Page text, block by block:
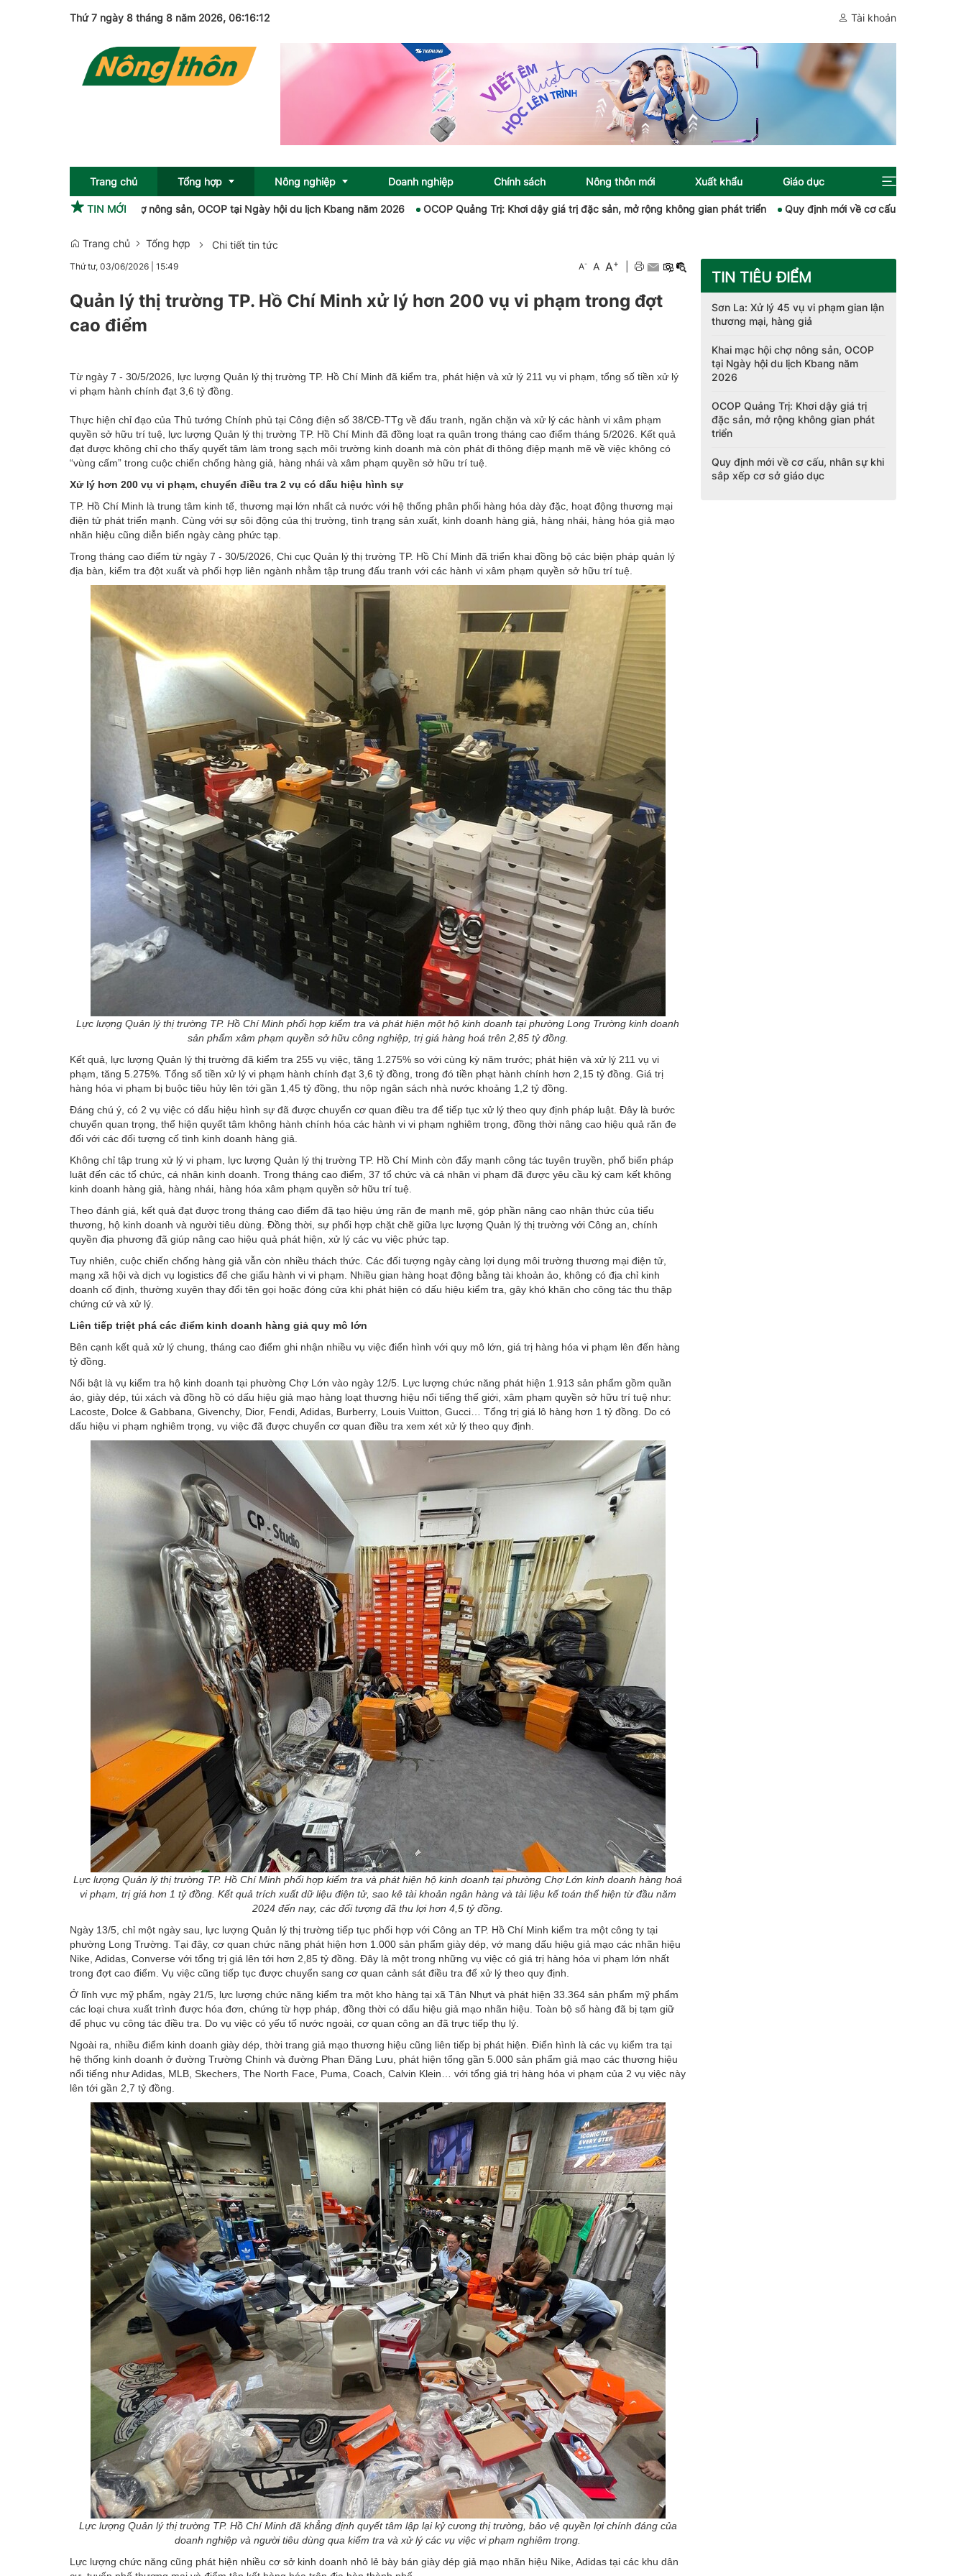
Thứ 7 ngày 8 tháng 8 năm 2026, 06:16:13 Tài khoản
Trang chủ Tổng hợp
Sức khỏe
Giải trí
Nông nghiệp
OCOP
Doanh nghiệp Chính sách Nông thôn mới Xuất khẩu Giáo dục
Khai mạc hội chợ nông sản, OCOP tại Ngày hội du lịch Kbang năm 2026 OCOP Quảng Trị: Khơi dậy giá trị đặc sản, mở rộng không gian phát triển Quy định mới về cơ cấu, nhân sự khi sắp xếp cơ sở
TIN MỚI
Trang chủ Tổng hợp Chi tiết tin tức
Thứ tư, 03/06/2026 15:49 A- A A+
Quản lý thị trường TP. Hồ Chí Minh xử lý hơn 200 vụ vi phạm trong đợt
cao điểm
Từ ngày 7 - 30/5/2026, lực lượng Quản lý thị trường TP. Hồ Chí Minh đã kiểm tra, phát hiện và xử lý 211 vụ vi phạm, tổng số tiền xử lý
vi phạm hành chính đạt 3,6 tỷ đồng.
Thực hiện chỉ đạo của Thủ tướng Chính phủ tại Công điện số 38/CĐ-TTg về đấu tranh, ngăn chặn và xử lý các hành vi xâm phạm
quyền sở hữu trí tuệ, lực lượng Quản lý thị trường TP. Hồ Chí Minh đã đồng loạt ra quân trong tháng cao điểm tháng 5/2026. Kết quả
đạt được không chỉ cho thấy quyết tâm làm trong sạch môi trường kinh doanh mà còn phát đi thông điệp mạnh mẽ về việc không có
“vùng cấm” trong cuộc chiến chống hàng giả, hàng nhái và xâm phạm quyền sở hữu trí tuệ.
Xử lý hơn 200 vụ vi phạm, chuyển điều tra 2 vụ có dấu hiệu hình sự
TP. Hồ Chí Minh là trung tâm kinh tế, thương mại lớn nhất cả nước với hệ thống phân phối hàng hóa dày đặc, hoạt động thương mại
điện tử phát triển mạnh. Cùng với sự sôi động của thị trường, tình trạng sản xuất, kinh doanh hàng giả, hàng nhái, hàng hóa giả mạo
nhãn hiệu cũng diễn biến ngày càng phức tạp.
Trong tháng cao điểm từ ngày 7 - 30/5/2026, Chi cục Quản lý thị trường TP. Hồ Chí Minh đã triển khai đồng bộ các biện pháp quản lý
địa bàn, kiểm tra đột xuất và phối hợp liên ngành nhằm tập trung đấu tranh với các hành vi xâm phạm quyền sở hữu trí tuệ.
Lực lượng Quản lý thị trường TP. Hồ Chí Minh phối hợp kiểm tra và phát hiện một hộ kinh doanh tại phường Long Trường kinh doanh
sản phẩm xâm phạm quyền sở hữu công nghiệp, trị giá hàng hoá trên 2,85 tỷ đồng.
Kết quả, lực lượng Quản lý thị trường đã kiểm tra 255 vụ việc, tăng 1.275% so với cùng kỳ năm trước; phát hiện và xử lý 211 vụ vi
phạm, tăng 5.275%. Tổng số tiền xử lý vi phạm hành chính đạt 3,6 tỷ đồng, trong đó tiền phạt hành chính hơn 2,15 tỷ đồng. Giá trị
hàng hóa vi phạm bị buộc tiêu hủy lên tới gần 1,45 tỷ đồng, thu nộp ngân sách nhà nước khoảng 1,2 tỷ đồng.
Đáng chú ý, có 2 vụ việc có dấu hiệu hình sự đã được chuyển cơ quan điều tra để tiếp tục xử lý theo quy định pháp luật. Đây là bước
chuyển quan trọng, thể hiện quyết tâm không hành chính hóa các hành vi vi phạm nghiêm trọng, đồng thời nâng cao hiệu quả răn đe
đối với các đối tượng cố tình kinh doanh hàng giả.
Không chỉ tập trung xử lý vi phạm, lực lượng Quản lý thị trường TP. Hồ Chí Minh còn đẩy mạnh công tác tuyên truyền, phổ biến pháp
luật đến các tổ chức, cá nhân kinh doanh. Trong tháng cao điểm, 37 tổ chức và cá nhân vi phạm đã được yêu cầu ký cam kết không
kinh doanh hàng giả, hàng nhái, hàng hóa xâm phạm quyền sở hữu trí tuệ.
Theo đánh giá, kết quả đạt được trong tháng cao điểm đã tạo hiệu ứng răn đe mạnh mẽ, góp phần nâng cao nhận thức của tiểu
thương, hộ kinh doanh và người tiêu dùng. Đồng thời, sự phối hợp chặt chẽ giữa lực lượng Quản lý thị trường với Công an, chính
quyền địa phương đã giúp nâng cao hiệu quả phát hiện, xử lý các vụ việc phức tạp.
Tuy nhiên, cuộc chiến chống hàng giả vẫn còn nhiều thách thức. Các đối tượng ngày càng lợi dụng môi trường thương mại điện tử,
mạng xã hội và dịch vụ logistics để che giấu hành vi vi phạm. Nhiều gian hàng hoạt động bằng tài khoản ảo, không có địa chỉ kinh
doanh cố định, thường xuyên thay đổi tên gọi hoặc đóng cửa khi phát hiện có dấu hiệu kiểm tra, gây khó khăn cho công tác thu thập
chứng cứ và xử lý.
Liên tiếp triệt phá các điểm kinh doanh hàng giả quy mô lớn
Bên cạnh kết quả xử lý chung, tháng cao điểm ghi nhận nhiều vụ việc điển hình với quy mô lớn, giá trị hàng hóa vi phạm lên đến hàng
tỷ đồng.
Nổi bật là vụ kiểm tra hộ kinh doanh tại phường Chợ Lớn vào ngày 12/5. Lực lượng chức năng phát hiện 1.913 sản phẩm gồm quần
áo, giày dép, túi xách và đồng hồ có dấu hiệu giả mạo hàng loạt thương hiệu nổi tiếng thế giới, xâm phạm quyền sở hữu trí tuệ như:
Lacoste, Dolce & Gabbana, Givenchy, Dior, Fendi, Adidas, Burberry, Louis Vuitton, Gucci… Tổng trị giá lô hàng hơn 1 tỷ đồng. Do có
dấu hiệu vi phạm nghiêm trọng, vụ việc đã được chuyển cơ quan điều tra xem xét xử lý theo quy định.
Lực lượng Quản lý thị trường TP. Hồ Chí Minh phối hợp kiểm tra và phát hiện hộ kinh doanh tại phường Chợ Lớn kinh doanh hàng hoá
vi phạm, trị giá hơn 1 tỷ đồng. Kết quả trích xuất dữ liệu điện tử, sao kê tài khoản ngân hàng và tài liệu kế toán thể hiện từ đầu năm
2024 đến nay, các đối tượng đã thu lợi hơn 4,5 tỷ đồng.
Ngày 13/5, chỉ một ngày sau, lực lượng Quản lý thị trường tiếp tục phối hợp với Công an TP. Hồ Chí Minh kiểm tra một công ty tại
phường Long Trường. Tại đây, cơ quan chức năng phát hiện hơn 1.000 sản phẩm giày dép, vớ mang dấu hiệu giả mạo các nhãn hiệu
Nike, Adidas, Converse với tổng trị giá lên tới hơn 2,85 tỷ đồng. Đây là một trong những vụ việc có giá trị hàng hóa vi phạm lớn nhất
trong đợt cao điểm. Vụ việc cũng tiếp tục được chuyển sang cơ quan cảnh sát điều tra để xử lý theo quy định.
Ở lĩnh vực mỹ phẩm, ngày 21/5, lực lượng chức năng kiểm tra một kho hàng tại xã Tân Nhựt và phát hiện 33.364 sản phẩm mỹ phẩm
các loại chưa xuất trình được hóa đơn, chứng từ hợp pháp, đồng thời có dấu hiệu giả mạo nhãn hiệu. Toàn bộ số hàng đã bị tạm giữ
để phục vụ công tác điều tra. Do vụ việc có yếu tố nước ngoài, cơ quan công an đã trực tiếp thụ lý.
Ngoài ra, nhiều điểm kinh doanh giày dép, thời trang giả mạo thương hiệu cũng liên tiếp bị phát hiện. Điển hình là các vụ kiểm tra tại
hệ thống kinh doanh ở đường Trường Chinh và đường Phan Đăng Lưu, phát hiện tổng gần 5.000 sản phẩm giả mạo các thương hiệu
nổi tiếng như Adidas, MLB, Skechers, The North Face, Puma, Coach, Calvin Klein… với tổng giá trị hàng hóa vi phạm của 2 vụ việc này
lên tới gần 2,7 tỷ đồng.
Lực lượng Quản lý thị trường TP. Hồ Chí Minh đã khẳng định quyết tâm lập lại kỷ cương thị trường, bảo vệ quyền lợi chính đáng của
doanh nghiệp và người tiêu dùng qua kiểm tra và xử lý các vụ việc vi phạm nghiêm trọng.
Lực lượng chức năng cũng phát hiện nhiều cơ sở kinh doanh nhỏ lẻ bày bán giày dép giả mạo nhãn hiệu Nike, Adidas tại các khu dân
TIN TIÊU ĐIỂM
Sơn La: Xử lý 45 vụ vi phạm gian lận
thương mại, hàng giả
Khai mạc hội chợ nông sản, OCOP
tại Ngày hội du lịch Kbang năm
2026
OCOP Quảng Trị: Khơi dậy giá trị
đặc sản, mở rộng không gian phát
triển
Quy định mới về cơ cấu, nhân sự khi
sắp xếp cơ sở giáo dục